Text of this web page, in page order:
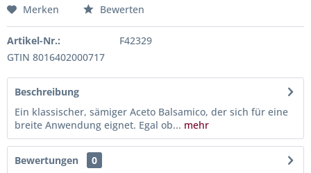
Merken Bewerten
Artikel-Nr.:
F42329
GTIN 8016402000717
Beschreibung
Ein klassischer, sämiger Aceto Balsamico, der sich für eine
breite Anwendung eignet. Egal ob... mehr
Bewertungen
0